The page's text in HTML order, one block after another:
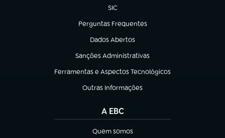
SIC
(abre em nova aba)
Perguntas Frequentes
(abre em nova aba)
Dados Abertos
(abre em nova aba)
Sanções Administrativas
(abre em nova aba)
Ferramentas e Aspectos Tecnológicos
(abre em nova aba)
Outras Informações
(abre em nova aba)
A EBC
Quem somos
(abre em nova aba)